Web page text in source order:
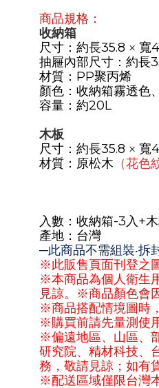
商品規格：
收納箱
尺寸：約長35.8 × 寬
抽屜內部尺寸：約長
材質： PP聚丙烯
顏色：收納箱霧透色
容量：約20L
木板
尺寸：約長35.8 × 寬
材質：原松木 （花色
入數：收納箱-3入 +
產地：台灣
─此商品不需組裝‧拆
※此販售頁面刊登之
※本商品為個人衛生
見諒。※商品顏色會
※商品搭配情境圖時
※購買前請先量測使
※偏遠地區、山區、
研究院、精材科技、
務，敬請見諒；如有
※配送區域僅限台灣